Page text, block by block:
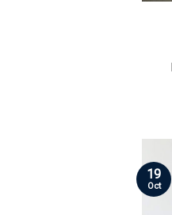
19
Oct